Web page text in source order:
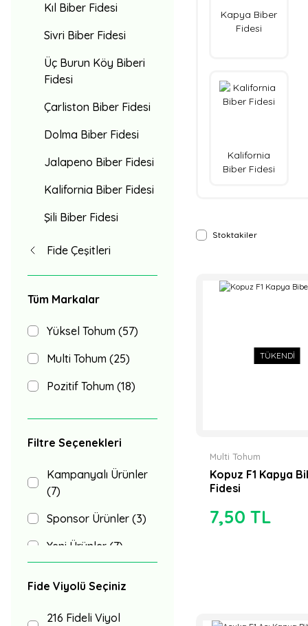
Kıl Biber Fidesi
Sivri Biber Fidesi
Üç Burun Köy Biberi
Fidesi
Çarliston Biber Fidesi
Dolma Biber Fidesi
Jalapeno Biber Fidesi
Kalifornia Biber Fidesi
Şili Biber Fidesi
Fide Çeşitleri
Tüm Markalar
Yüksel Tohum (57)
Multi Tohum (25)
Pozitif Tohum (18)
Proto Tohum (11)
Troya Tohum (8)
Anamas Tohum (7)
Seminis Tohum (5)
Argeto Tohum (4)
Filtre Seçenekleri
Kampanyalı Ürünler
(7)
Sponsor Ürünler (3)
Yeni Ürünler (7)
Fide Viyolü Seçiniz
216 Fideli Viyol
Kapya Biber
Fidesi
Kalifornia
Biber Fidesi
Stoktakiler
TÜKENDİ
Multi Tohum
Kopuz F1 Kapya
Fidesi
7,50 TL